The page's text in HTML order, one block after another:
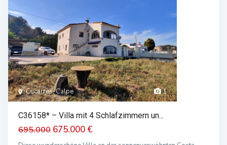
1
Cucarres, Calpe
C36158* – Villa mit 4 Schlafzimmern un...
695.000 675.000 €